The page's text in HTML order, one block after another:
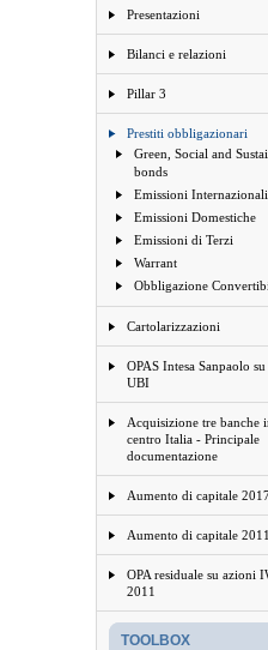
Presentazioni
Bilanci e relazioni
Pillar 3
Prestiti obbligazionari
Green, Social and
bonds
Emissioni Internazionali
Emissioni Domestiche
Emissioni di Terzi
Warrant
Obbligazione
Cartolarizzazioni
OPAS Intesa Sanpaolo
UBI
Acquisizione tre banche
centro Italia - Principale
documentazione
Aumento di capitale
Aumento di capitale 2011
OPA residuale su azioni
2011
TOOLBOX